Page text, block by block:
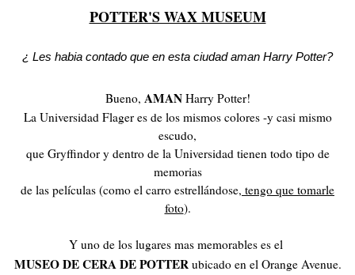
POTTER'S WAX MUSEUM
¿ Les habia contado que en esta ciudad aman Harry Potter?
Bueno, AMANHarry Potter!
La Universidad Flager es de los mismos colores -y casi mismo
escudo,
que Gryffindor y dentro de la Universidad tienen todo tipo de
memorias
de las películas (como el carro estrellándose, tengo que tomarle
foto).
Y uno de los lugares mas memorables es el
MUSEO DE CERA DE POTTERubicado en el Orange Avenue.